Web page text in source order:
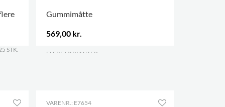
STK.
Gummimåtte
569,00 kr.
FLERE VARIANTER
VARENR.: E7654